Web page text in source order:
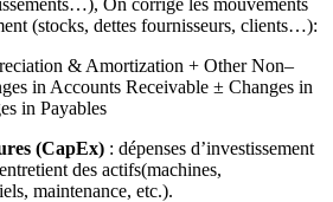
(stocks, dettes fournisseurs, clients…):
& Amortization + Other Non–
in Accounts Receivable ± Changes in
in Payables
(CapEx) : dépenses d’investissement
des actifs(machines,
maintenance, etc.).